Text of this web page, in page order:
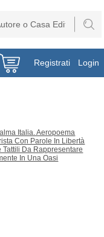
Registrati Login